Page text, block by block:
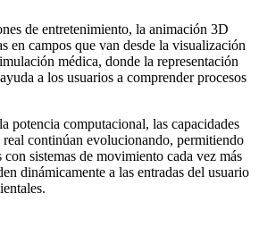
de entretenimiento, la animación 3D
en campos que van desde la visualización
médica, donde la representación
a los usuarios a comprender procesos
potencia computacional, las capacidades
continúan evolucionando, permitiendo
sistemas de movimiento cada vez más
dinámicamente a las entradas del usuario